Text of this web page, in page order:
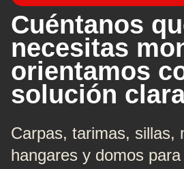
Cuéntanos
necesitas
orientamos
solución
Carpas, tarimas, sillas,
hangares y domos